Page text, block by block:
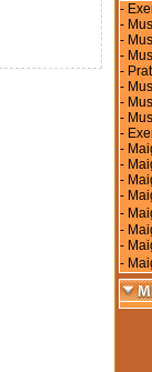
-
-
-
-
-
-
-
-
-
-
-
-
-
-
-
-
-